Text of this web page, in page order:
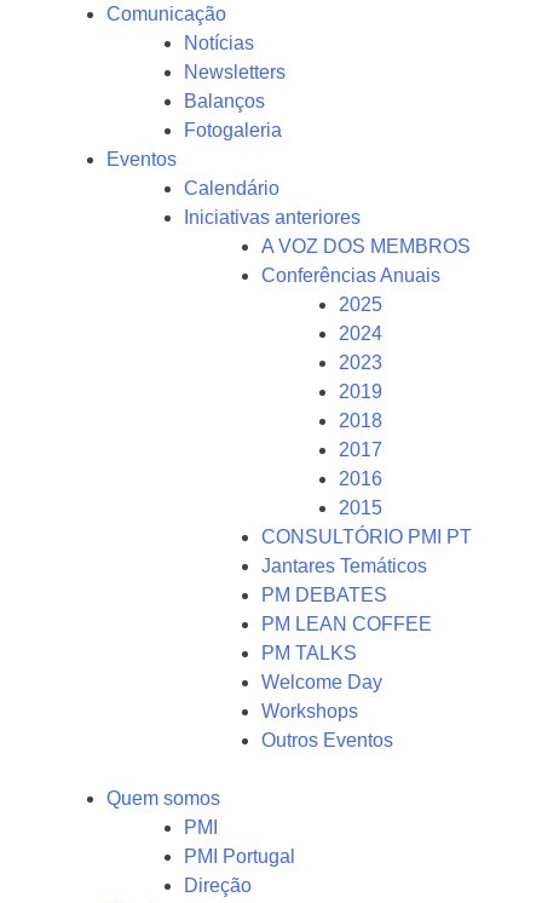
Comunicação
Notícias
Newsletters
Balanços
Fotogaleria
Eventos
Calendário
Iniciativas anteriores
A VOZ DOS MEMBROS
Conferências Anuais
2025
2024
2023
2019
2018
2017
2016
2015
CONSULTÓRIO PMI PT
Jantares Temáticos
PM DEBATES
PM LEAN COFFEE
PM TALKS
Welcome Day
Workshops
Outros Eventos
Quem somos
PMI
PMI Portugal
Direção